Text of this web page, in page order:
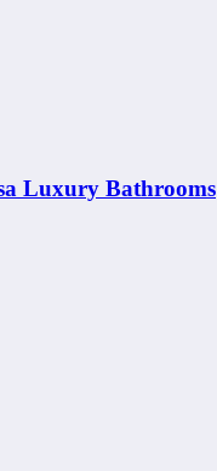
Luxury Bathrooms